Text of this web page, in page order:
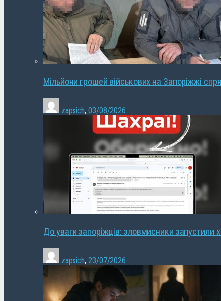
Мільйони грошей військових на Запоріжжі
zapsich, 03/08/2026
До уваги запоріжців: зловмисники запустили
zapsich, 23/07/2026